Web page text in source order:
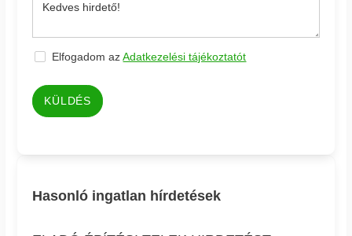
Elfogadom azAdatkezelési tájékoztatót
KÜLDÉS
Hasonló ingatlan hírdetések